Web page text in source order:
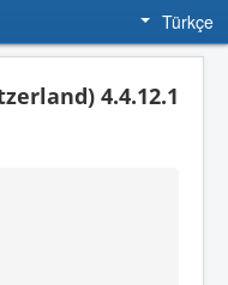
Türkçe
4.4.12.1